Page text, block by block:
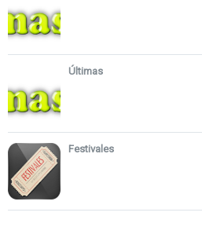
Últimas
Festivales